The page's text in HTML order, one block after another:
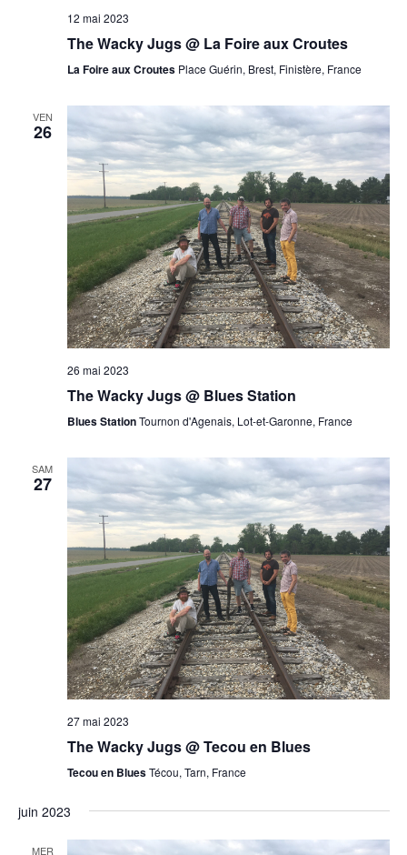
12 mai 2023
The Wacky Jugs @ La Foire aux Croutes
La Foire aux Croutes Place Guérin, Brest, Finistère, France
VEN
26
26 mai 2023
The Wacky Jugs @ Blues Station
Blues StationTournon d'Agenais, Lot-et-Garonne, France
SAM
27
27 mai 2023
The Wacky Jugs @ Tecou en Blues
Tecou en BluesTécou, Tarn, France
juin 2023
MER